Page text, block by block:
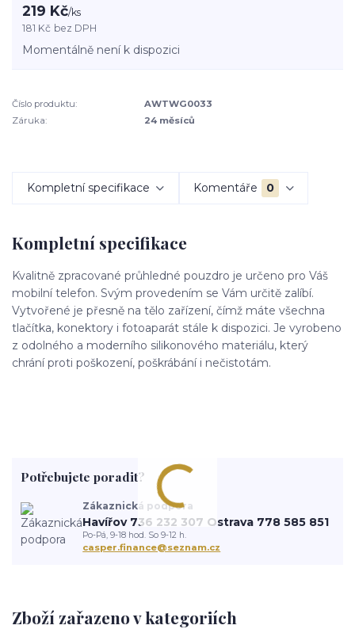
219 Kč/ks
181 Kč bez DPH
Momentálně není k dispozici
Číslo produktu:
AWTWG0033
Záruka:
24 měsíců
Kompletní specifikace Komentáře 0
Kompletní specifikace
Kvalitně zpracované průhledné pouzdro je určeno pro Váš
mobilní telefon. Svým provedením se Vám určitě zalíbí.
Vytvořené je přesně na tělo zařízení, čímž máte všechna
tlačítka, konektory i fotoaparát stále k dispozici. Je vyrobeno
z odolného a moderního silikonového materiálu, který
chrání proti poškození, poškrábání i nečistotám.
Zboží zařazeno v kategoriích
Potřebujete poradit?
Zákaznická podpora
Havířov 736 232 307 Ostrava 778 585 851
Po-Pá, 9-18 hod. So 9-12 h.
casper.finance@seznam.cz